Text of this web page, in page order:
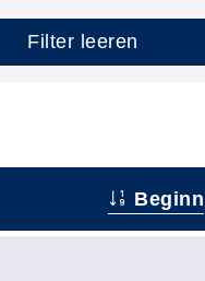
Filter leeren
Beginn